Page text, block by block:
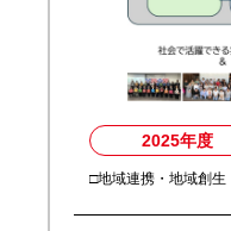
2025年度
□地域連携・地域創生